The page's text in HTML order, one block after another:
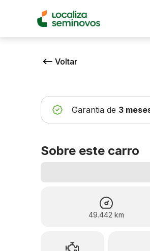
Voltar
Garantia de 3
Sobre este carro
49.442 km